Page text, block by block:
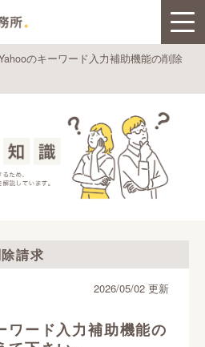
のキーワード入力補助機能の削除
請求
ード入力補助機能の
2026/05/02 更新